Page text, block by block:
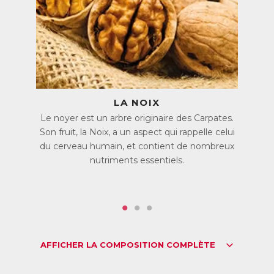
Quelles qu’en soient les causes, les pertes de mémoire, les
difficultés de concentration et de raisonnement sont
souvent handicapantes.
C’est pourquoi Cerveau Clair associe des actifs qui
interviennent à plusieurs niveaux pour soutenir les
performances mentales. Ces comprimés 100% naturels
conviennent aussi bien aux étudiants en période de
révisions qu’aux personnes âgées qui perçoivent une baisse
de leurs capacités mentales, ou encore aux personnes
actives qui ont besoin d’une aide occasionnelle.
Des actifs végétaux pour tonifier le cerveau
Cerveau Clair associe des extraits végétaux à des vitamines
Cerveau Clair contient des extraits de Noix, de Grenade et
nutriments indispensables à son bon fonctionnement.
LA NOIX
Le noyer est un arbre originaire des Carpates.
Son fruit, la Noix, a un aspect qui rappelle celui
du cerveau humain, et contient de nombreux
nutriments essentiels.
AFFICHER LA COMPOSITION COMPLÈTE